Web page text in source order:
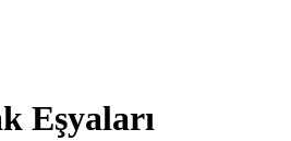
Eşyaları